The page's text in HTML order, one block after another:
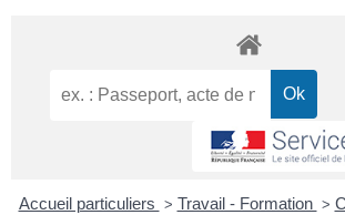
Accueil particuliers > Travail - Formation >